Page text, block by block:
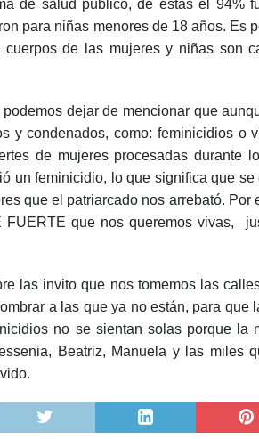
de salud público, de estás el 94%
para niñas menores de 18 años. Es
de las mujeres y niñas son
podemos dejar de mencionar que
y condenados, como: feminicidios o
de mujeres procesadas durante
un feminicidio, lo que significa que
que el patriarcado nos arrebató. Por
FUERTE que nos queremos vivas,
las invito que nos tomemos las
a las que ya no están, para que
no se sientan solas porque la
Beatriz, Manuela y las miles